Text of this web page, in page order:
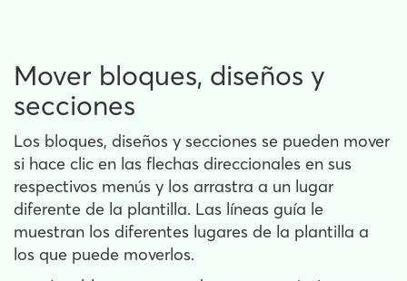
Mover bloques, diseños y
secciones
Los bloques, diseños y secciones se pueden mover
si hace clic en las flechas direccionales en sus
respectivos menús y los arrastra a un lugar
diferente de la plantilla. Las líneas guía le
muestran los diferentes lugares de la plantilla a
los que puede moverlos.